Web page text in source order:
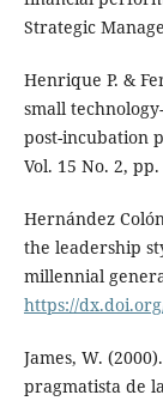
Strategic
Henrique P. &
small
post-incubation
Vol. 15 No. 2,
Hernández
the leadership
millennial
https://
James, W.
pragmatista de